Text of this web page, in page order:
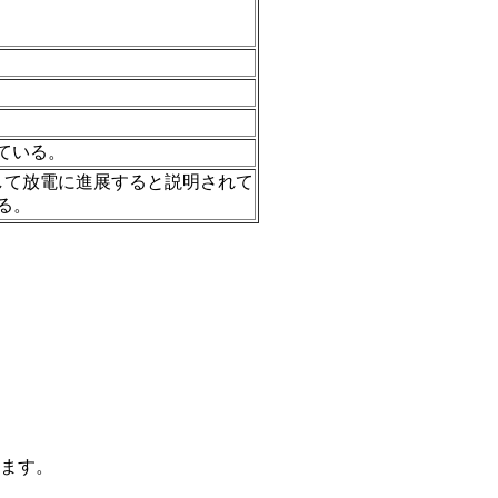
る。
放電に進展すると説明されて
。
す。